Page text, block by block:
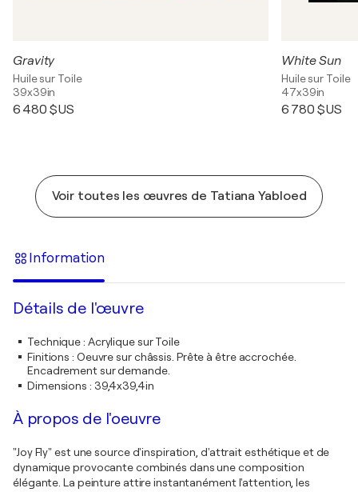
Gravity
Huile sur Toile
39x39in
6 480 $US
White Sun
Huile sur Toile
47x39in
6 780 $US
Voir toutes les œuvres de Tatiana Yabloed
Information
Détails de l'œuvre
Technique: Acrylique sur Toile
Finitions : Oeuvre sur châssis. Prête à être accrochée.
Encadrement sur demande.
Dimensions : 39,4x39,4in
À propos de l'oeuvre
"Joy Fly" est une source d'inspiration, d'attrait esthétique et de
dynamique provocante combinés dans une composition
élégante. La peinture attire instantanément l'attention, les